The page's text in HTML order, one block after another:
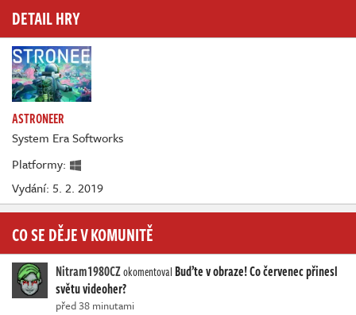
DETAIL HRY
ASTRONEER
System Era Softworks
Platformy:
Vydání: 5. 2. 2019
CO SE DĚJE V KOMUNITĚ
Nitram1980CZokomentoval Buďte v obraze! Co červenec přinesl
světu videoher?
před 38 minutami